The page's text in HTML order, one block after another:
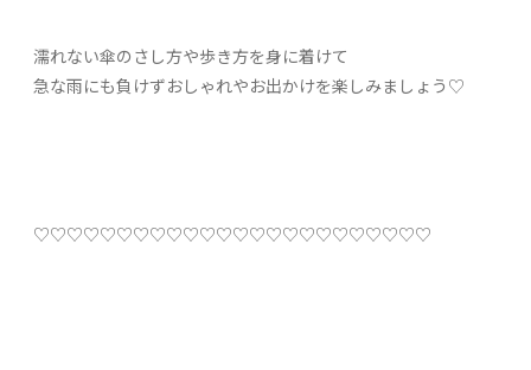
濡れない傘のさし方や歩き方を身に着けて
急な雨にも負けずおしゃれやお出かけを楽しみましょう♡
♡♡♡♡♡♡♡♡♡♡♡♡♡♡♡♡♡♡♡♡♡♡♡♡